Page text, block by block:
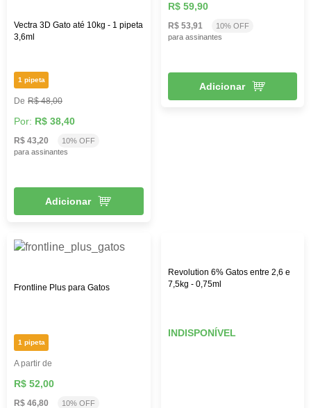
Vectra 3D Gato até 10kg - 1 pipeta
3,6ml
1 pipeta
R$ 48,00
Por: R$ 38,40
R$ 43,20
10% OFF
para assinantes
Adicionar
R$ 59,90
R$ 53,91
10% OFF
para assinantes
Adicionar
Frontline Plus para Gatos
1 pipeta
A partir de
R$ 52,00
R$ 46,80 10% OFF
Revolution 6% Gatos entre 2,6 e
7,5kg - 0,75ml
INDISPONÍVEL